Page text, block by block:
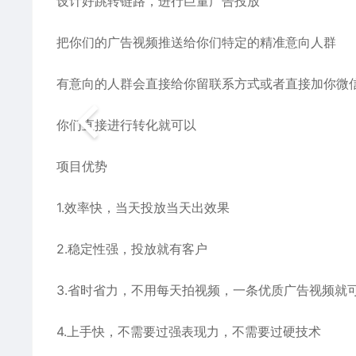
把你们的广告视频推送给你们特定的精准意向人群
有意向的人群会直接给你留联系方式或者直接加你微
你们直接进行转化就可以
项目优势
1.效率快，当天投放当天出效果
2.稳定性强，投放就有客户
3.省时省力，不用每天拍视频，一条优质广告视频就
4.上手快，不需要过强表现力，不需要过硬技术